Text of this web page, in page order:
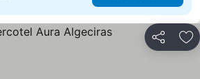
Teilen